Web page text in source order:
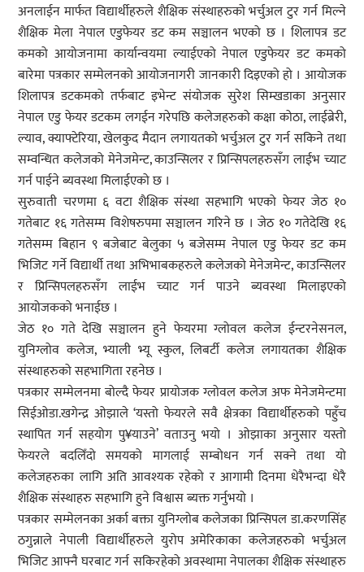
अनलाईन मार्फत विद्यार्थीहरुले शैक्षिक संस्थाहरुको भर्चुअल टुर गर्न मिल्ने
शैक्षिक मेला नेपाल एडुफेयर डट कम सञ्चालन भएको छ । शिलापत्र डट
कमको आयोजनामा कार्यान्वयमा ल्याईएको नेपाल एडुफेयर डट कमको
बारेमा पत्रकार सम्मेलनको आयोजनागरी जानकारी दिइएको हो । आयोजक
शिलापत्र डटकमको तर्फबाट इभेन्ट संयोजक सुरेश सिम्खडाका अनुसार
नेपाल एडु फेयर डटकम लगईन गरेपछि कलेजहरुको कक्षा कोठा, लाईब्रेरी,
ल्याव, क्याफ्टेरिया, खेलकुद मैदान लगायतको भर्चुअल टुर गर्न सकिने तथा
सम्वन्धित कलेजको मेनेजमेन्ट, काउन्सिलर र प्रिन्सिपलहरुसँग लाईभ च्याट
गर्न पाईने ब्यवस्था मिलाईएको छ ।
सुरुवाती चरणमा ६ वटा शैक्षिक संस्था सहभागि भएको फेयर जेठ १०
गतेबाट १६ गतेसम्म विशेषरुपमा सञ्चालन गरिने छ । जेठ १० गतेदेखि १६
गतेसम्म बिहान ९ बजेबाट बेलुका ५ बजेसम्म नेपाल एडु फेयर डट कम
भिजिट गर्ने विद्यार्थी तथा अभिभाबकहरुले कलेजको मेनेजमेन्ट, काउन्सिलर
र प्रिन्सिपलहरुसँग लाईभ च्याट गर्न पाउने ब्यवस्था मिलाइएको
आयोजकको भनाईछ ।
जेठ १० गते देखि सञ्चालन हुने फेयरमा ग्लोवल कलेज ईन्टरनेसनल,
युनिग्लोव कलेज, भ्याली भ्यू स्कुल, लिबर्टी कलेज लगायतका शैक्षिक
संस्थाहरुको सहभागिता रहनेछ ।
पत्रकार सम्मेलनमा बोल्दै फेयर प्रायोजक ग्लोवल कलेज अफ मेनेजमेन्टमा
सिईओडा.खगेन्द्र ओझाले ‘यस्तो फेयरले सवै क्षेत्रका विद्यार्थीहरुको पहुँच
स्थापित गर्न सहयोग पु¥याउने’ वताउनु भयो । ओझाका अनुसार यस्तो
फेयरले बदलिँदो समयको मागलाई सम्बोधन गर्न सक्ने तथा यो
कलेजहरुका लागि अति आवश्यक रहेको र आगामी दिनमा धेरैभन्दा धेरै
शैक्षिक संस्थाहरु सहभागि हुने विश्वास ब्यक्त गर्नुभयो ।
पत्रकार सम्मेलनका अर्का बक्ता युनिग्लोब कलेजका प्रिन्सिपल डा.करणसिंह
ठगुन्नाले नेपाली विद्यार्थीहरुले युरोप अमेरिकाका कलेजहरुको भर्चुअल
भिजिट आफ्नै घरबाट गर्न सकिरहेको अवस्थामा नेपालका शैक्षिक संस्थाहरु